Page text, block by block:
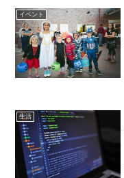
イベント
生活